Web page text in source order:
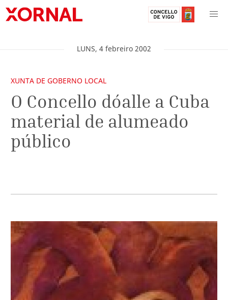
LUNS, 4 febreiro 2002
XUNTA DE GOBERNO LOCAL
O Concello dóalle a Cuba
material de alumeado
público